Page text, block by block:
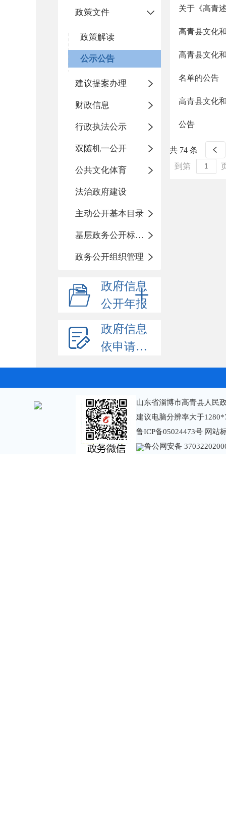
政策文件
政策解读
公示公告
建议提案办理
财政信息
行政执法公示
双随机一公开
公共文化体育
法治政府建设
主动公开基本目录
基层政务公开标准化规范化
政务公开组织管理
政府信息
公开年报
政府信息
依申请公开
关于《高青
高青县文化
高青县文化
名单的公告
高青县文化
公告
共 74 条
到第
山东省淄博市高青县人民
建议电脑分辨率大于
鲁ICP备05024473号 网站
鲁公网安备